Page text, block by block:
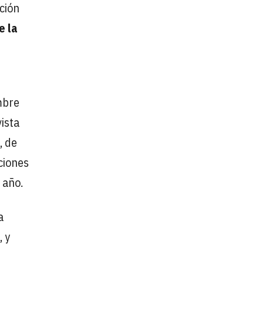
la
, de
y